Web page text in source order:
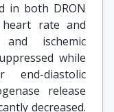
in both DRON
heart rate and
ischemic
while
end-diastolic
release
decreased.